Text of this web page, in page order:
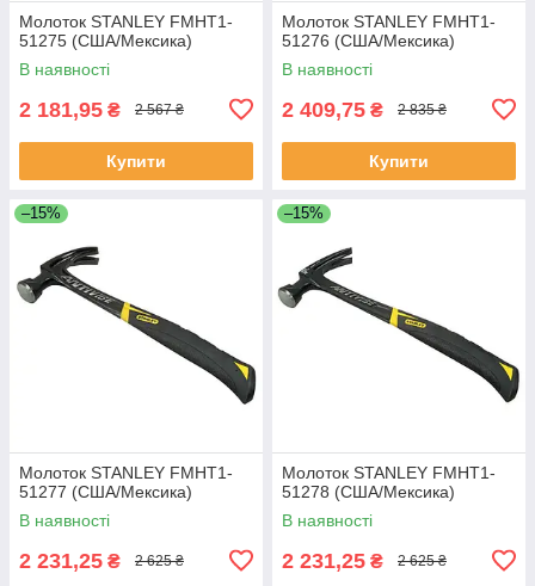
Молоток STANLEY FMHT1-
51275 (США/Мексика)
В наявності
2 181,95 ₴ 2 567 ₴
Купити
Молоток STANLEY FMHT1-
51276 (США/Мексика)
В наявності
2 409,75 ₴ 2 835 ₴
Купити
–15%
Молоток STANLEY FMHT1-
51277 (США/Мексика)
В наявності
2 231,25 ₴ 2 625 ₴
–15%
Молоток STANLEY FMHT1-
51278 (США/Мексика)
В наявності
2 231,25 ₴ 2 625 ₴